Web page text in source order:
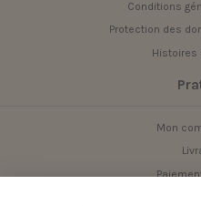
Conditions
Protection des
Histoires
Mon